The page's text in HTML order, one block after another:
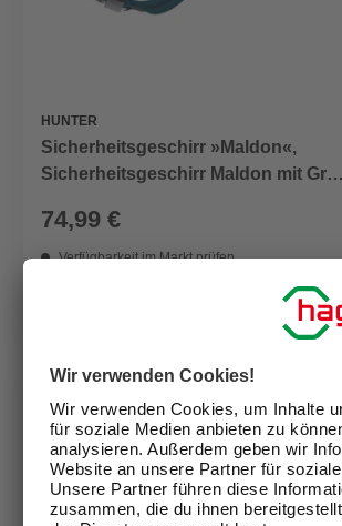
HUNTER
Sicherheitsgeschirr »Maldon«,
Sicherheitsgeschirr Maldon mit Griff
74,99 €
Verfügbarkeit im Markt prüfen